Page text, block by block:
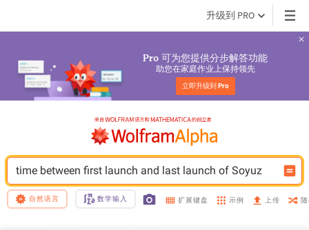
升级到 PRO
Pro 可为您提供分步解答功能
助您在家庭作业上保持领先
立即升级到 Pro
time between first launch and last launch of Soyuz
自然语言 数学输入 扩展键盘 示例 上传